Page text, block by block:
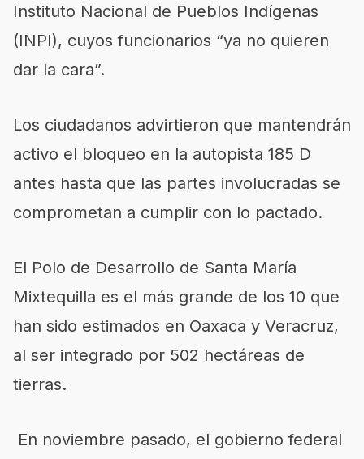
Instituto Nacional de Pueblos Indígenas
(INPI), cuyos funcionarios “ya no quieren
dar la cara”.
Los ciudadanos advirtieron que mantendrán
activo el bloqueo en la autopista 185 D
antes hasta que las partes involucradas se
comprometan a cumplir con lo pactado.
El Polo de Desarrollo de Santa María
Mixtequilla es el más grande de los 10 que
han sido estimados en Oaxaca y Veracruz,
al ser integrado por 502 hectáreas de
tierras.
En noviembre pasado, el gobierno federal